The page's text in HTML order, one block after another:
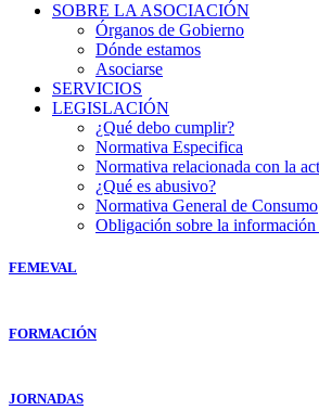
SOBRE LA ASOCIACIÓN
Órganos de Gobierno
Dónde estamos
Asociarse
SERVICIOS
LEGISLACIÓN
¿Qué debo cumplir?
Normativa Especifica
Normativa relacionada con la
¿Qué es abusivo?
Normativa General de Consumo
Obligación sobre la información
FEMEVAL
FORMACIÓN
JORNADAS